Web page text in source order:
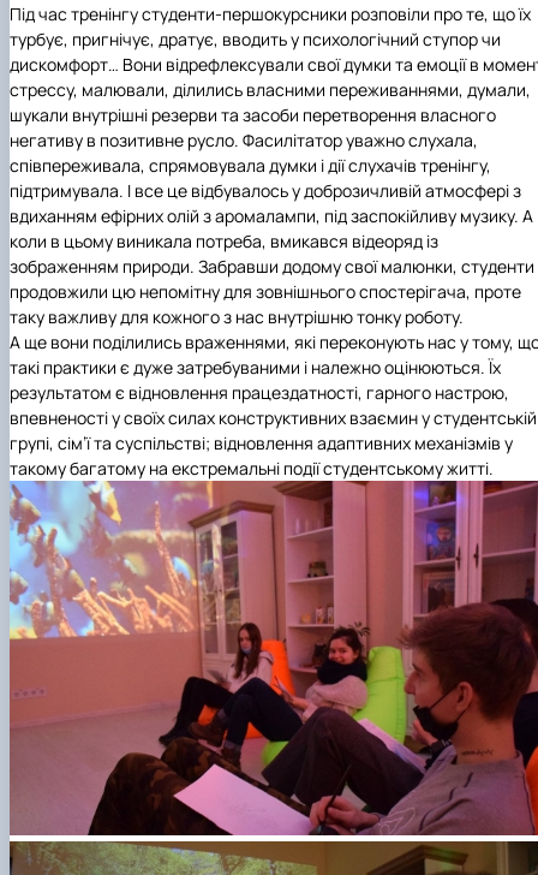
Під час тренінгу студенти-першокурсники розповіли про те, що їх
турбує, пригнічує, дратує, вводить у психологічний ступор чи
дискомфорт… Вони відрефлексували свої думки та емоції в
стрессу, малювали, ділились власними переживаннями, думали,
шукали внутрішні резерви та засоби перетворення власного
негативу в позитивне русло. Фасилітатор уважно слухала,
співпереживала, спрямовувала думки і дії слухачів тренінгу,
підтримувала. І все це відбувалось у доброзичливій атмосфері з
вдиханням ефірних олій з аромалампи, під заспокійливу музику. А
коли в цьому виникала потреба, вмикався відеоряд із
зображенням природи. Забравши додому свої малюнки, студенти
продовжили цю непомітну для зовнішнього спостерігача, проте
таку важливу для кожного з нас внутрішню тонку роботу.
А ще вони поділились враженнями, які переконують нас у тому,
такі практики є дуже затребуваними і належно оцінюються. Їх
результатом є відновлення працездатності, гарного настрою,
впевненості у своїх силах конструктивних взаємин у студентській
групі, сім’ї та суспільстві; відновлення адаптивних механізмів у
такому багатому на екстремальні події студентському житті.